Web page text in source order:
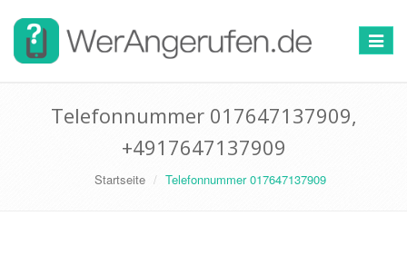
Toggle
Telefonnummer 017647137909,
+4917647137909
Startseite Telefonnummer 017647137909